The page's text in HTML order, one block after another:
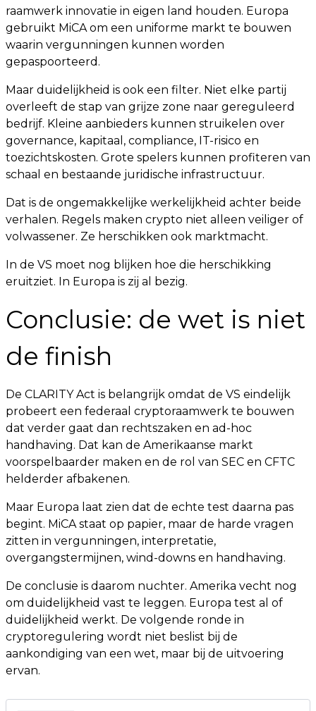
raamwerk innovatie in eigen land houden. Europa
gebruikt MiCA om een uniforme markt te bouwen
waarin vergunningen kunnen worden
gepaspoorteerd.
Maar duidelijkheid is ook een filter. Niet elke partij
overleeft de stap van grijze zone naar gereguleerd
bedrijf. Kleine aanbieders kunnen struikelen over
governance, kapitaal, compliance, IT-risico en
toezichtskosten. Grote spelers kunnen profiteren van
schaal en bestaande juridische infrastructuur.
Dat is de ongemakkelijke werkelijkheid achter beide
verhalen. Regels maken crypto niet alleen veiliger of
volwassener. Ze herschikken ook marktmacht.
In de VS moet nog blijken hoe die herschikking
eruitziet. In Europa is zij al bezig.
Conclusie: de wet is niet
de finish
De CLARITY Act is belangrijk omdat de VS eindelijk
probeert een federaal cryptoraamwerk te bouwen
dat verder gaat dan rechtszaken en ad-hoc
handhaving. Dat kan de Amerikaanse markt
voorspelbaarder maken en de rol van SEC en CFTC
helderder afbakenen.
Maar Europa laat zien dat de echte test daarna pas
begint. MiCA staat op papier, maar de harde vragen
zitten in vergunningen, interpretatie,
overgangstermijnen, wind-downs en handhaving.
De conclusie is daarom nuchter. Amerika vecht nog
om duidelijkheid vast te leggen. Europa test al of
duidelijkheid werkt. De volgende ronde in
cryptoregulering wordt niet beslist bij de
aankondiging van een wet, maar bij de uitvoering
ervan.